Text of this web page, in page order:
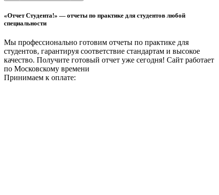
«Отчет Студента!» — отчеты по практике для студентов любой
специальности
Мы профессионально готовим отчеты по практике для
студентов, гарантируя соответствие стандартам и высокое
качество. Получите готовый отчет уже сегодня! Сайт работает
по Московскому времени
Принимаем к оплате: